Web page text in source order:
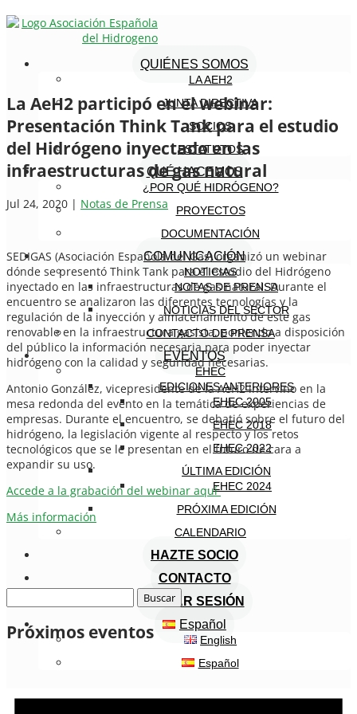
QUIÉNES SOMOS
LA AEH2
JUNTA DIRECTIVA
SOCIOS
ESTATUTOS
QUÉ HACEMOS
¿POR QUÉ HIDRÓGENO?
PROYECTOS
DOCUMENTACIÓN
COMUNICACIÓN
NOTICIAS
NOTAS DE PRENSA
NOTICIAS DEL SECTOR
CONTACTO DE PRENSA
EVENTOS
EHEC
EDICIONES ANTERIORES
EHEC 2005
EHEC 2018
EHEC 2022
ÚLTIMA EDICIÓN
EHEC 2024
PRÓXIMA EDICIÓN
CALENDARIO
HAZTE SOCIO
CONTACTO
INICIAR SESIÓN
Español
English
Español
La AeH2 participó en el webinar:
Presentación Think Tank para el estudio
del Hidrógeno inyectado en las
infraestructuras de gas natural
Jul 24, 2020 | Notas de Prensa
SEDIGAS (Asociación Española del Gas) organizó un webinar
dónde se presentó Think Tank para el estudio del Hidrógeno
inyectado en las infraestructuras de gas natural. Durante el
encuentro se analizaron las diferentes tecnologías y la
regulación de la inyección y almacenamiento de este gas
renovable en la infraestructura gasista, poniendo a disposición
del público la información necesaria para poder inyectar
hidrógeno con la calidad y seguridad necesarias.
Antonio González, vicepresidente de la AeH2 intervino en la
mesa redonda del evento en la temática de experiencias de
empresas. Durante el encuentro, se debatió sobre el futuro del
hidrógeno, la legislación vigente al respecto y los retos
tecnológicos que se le presentan en el futuro de cara a
expandir su uso.
Accede a la grabación del webinar aquí
Más información
Próximos eventos